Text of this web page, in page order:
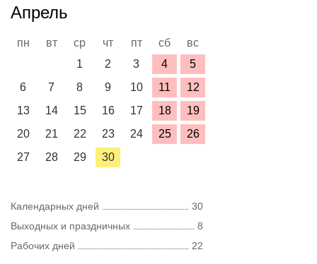
Апрель
пн вт ср чт пт сб
вс
1
2 3 4
5
6
7 8 9 10 11
12
13
14 15 16 17 18
19
20
21 22 23 24 25
26
27
28 29 30
Календарных дней
30
Выходных и праздничных
8
Рабочих дней
22